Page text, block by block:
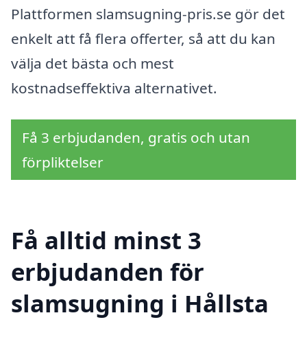
Plattformen slamsugning-pris.se gör det
enkelt att få flera offerter, så att du kan
välja det bästa och mest
kostnadseffektiva alternativet.
Få 3 erbjudanden, gratis och utan
förpliktelser
Få alltid minst 3
erbjudanden för
slamsugning i Hållsta